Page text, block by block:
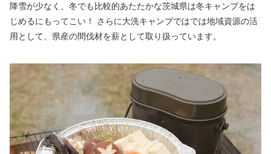
降雪が少なく、冬でも比較的あたたかな茨城県は冬キャンプをは
じめるにもってこい！ さらに大洗キャンプではでは地域資源の活
用として、県産の間伐材を薪として取り扱っています。